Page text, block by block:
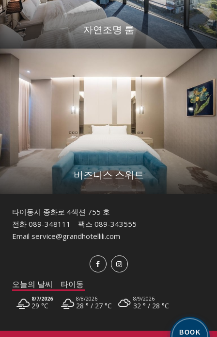
자연조명 룸
비즈니스 스위트
타이동시 종화로 4섹션 755 호
전화 089-348111
팩스 089-343555
Email service@grandhotellili.com
오늘의 날씨 타이동
8/7/2026
29 °C
8/8/2026
28 ° 27 °C
8/9/2026
32 ° 28 °C
BOOK